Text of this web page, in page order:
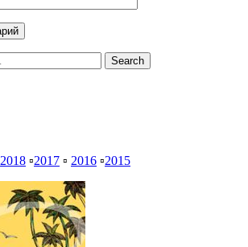
Search
2018 ▫2017 ▫ 2016 ▫2015